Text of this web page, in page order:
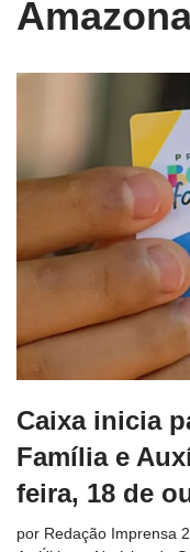
Caixa inicia
Família e
feira, 18 de
por Redação Imprensa